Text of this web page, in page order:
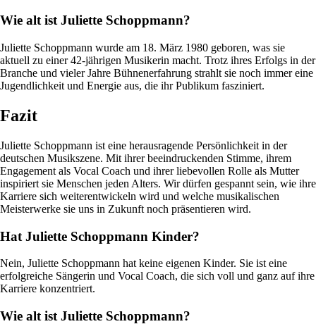
Wie alt ist Juliette Schoppmann?
Juliette Schoppmann wurde am 18. März 1980 geboren, was sie
aktuell zu einer 42-jährigen Musikerin macht. Trotz ihres Erfolgs in der
Branche und vieler Jahre Bühnenerfahrung strahlt sie noch immer eine
Jugendlichkeit und Energie aus, die ihr Publikum fasziniert.
Fazit
Juliette Schoppmann ist eine herausragende Persönlichkeit in der
deutschen Musikszene. Mit ihrer beeindruckenden Stimme, ihrem
Engagement als Vocal Coach und ihrer liebevollen Rolle als Mutter
inspiriert sie Menschen jeden Alters. Wir dürfen gespannt sein, wie ihre
Karriere sich weiterentwickeln wird und welche musikalischen
Meisterwerke sie uns in Zukunft noch präsentieren wird.
Hat Juliette Schoppmann Kinder?
Nein, Juliette Schoppmann hat keine eigenen Kinder. Sie ist eine
erfolgreiche Sängerin und Vocal Coach, die sich voll und ganz auf ihre
Karriere konzentriert.
Wie alt ist Juliette Schoppmann?